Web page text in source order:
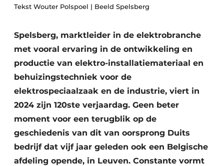
Tekst Wouter Polspoel | Beeld Spelsberg
Spelsberg, marktleider in de elektrobranche
met vooral ervaring in de ontwikkeling en
productie van elektro-installatiemateriaal en
behuizingstechniek voor de
elektrospeciaalzaak en de industrie, viert in
2024 zijn 120ste verjaardag. Geen beter
moment voor een terugblik op de
geschiedenis van dit van oorsprong Duits
bedrijf dat vijf jaar geleden ook een Belgische
afdeling opende, in Leuven. Constante vormt